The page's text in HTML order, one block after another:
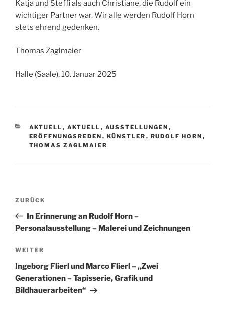
Katja und Steffi als auch Christiane, die Rudolf ein
wichtiger Partner war. Wir alle werden Rudolf Horn
stets ehrend gedenken.
Thomas Zaglmaier
Halle (Saale), 10. Januar 2025
KATEGORIEN
AKTUELL , AKTUELL , AUSSTELLUNGEN ,
ERÖFFNUNGSREDEN , KÜNSTLER , RUDOLF HORN ,
THOMAS ZAGLMAIER
Beitragsnavigation
Vorheriger
Beitrag
ZURÜCK
In Erinnerung an Rudolf Horn –
Personalausstellung – Malerei und Zeichnungen
Nächster
Beitrag
WEITER
Ingeborg Flierl und Marco Flierl – „Zwei
Generationen – Tapisserie, Grafik und
Bildhauerarbeiten“